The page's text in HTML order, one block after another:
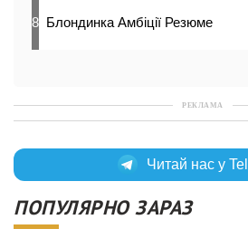
8 Блондинка Амбіції Резюме
РЕКЛАМА
Читай нас у
ПОПУЛЯРНО ЗАРАЗ